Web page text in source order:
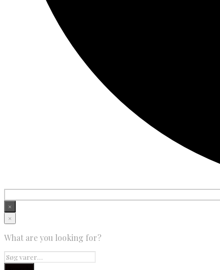
×
×
What are you looking for?